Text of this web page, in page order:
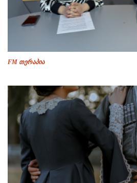
FM თერაპია